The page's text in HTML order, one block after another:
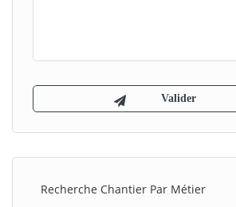
Recherche Chantier Par Métier